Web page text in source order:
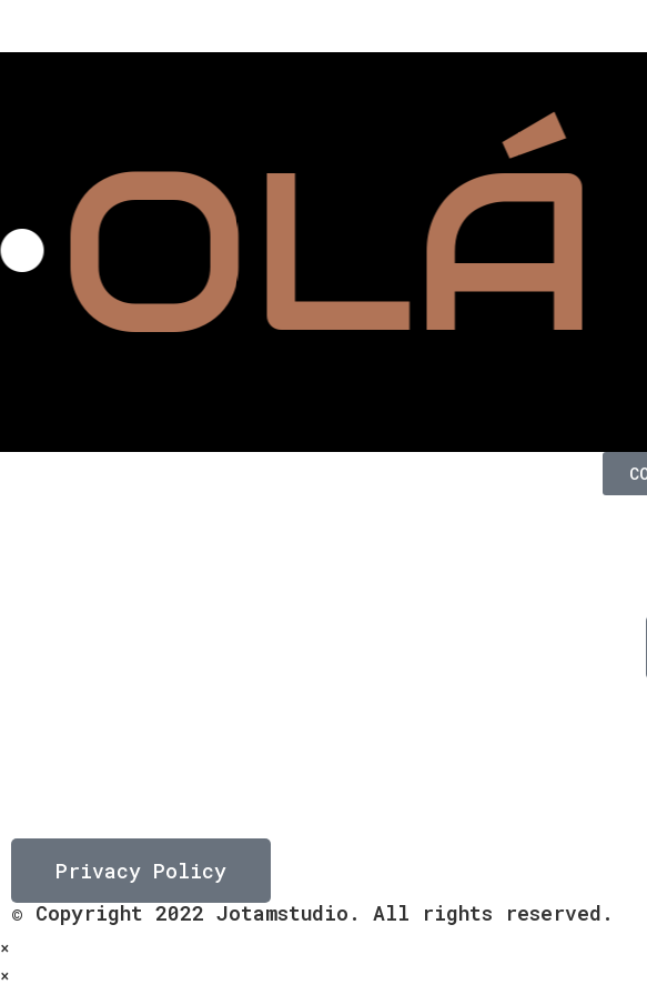
Privacy Policy
© Copyright 2022 Jotamstudio. All rights reserved.
×
×